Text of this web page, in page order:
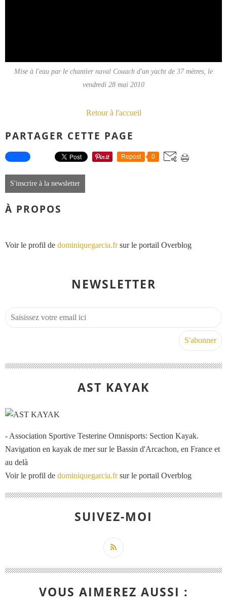
Mise à l'eau par le chantier naval Couach d'un yacht de 37 mètres, le
vendredi 28 mai 2010
Retour à l'accueil
PARTAGER CETTE PAGE
Repost 0
S'inscrire à la newsletter
À PROPOS
Voir le profil de dominiquegarcia.frsur le portail Overblog
NEWSLETTER
AST KAYAK
- Association Sportive Testerine Omnisports: Section Kayak.
Navigation en kayak de mer sur le Bassin d'Arcachon, en France et
au delà
Voir le profil de dominiquegarcia.frsur le portail Overblog
SUIVEZ-MOI
VOUS AIMEREZ AUSSI :